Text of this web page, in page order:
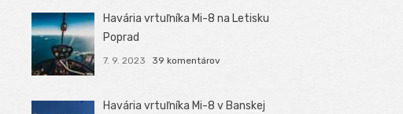
Havária vrtuľníka Mi-8 na Letisku
Poprad
7. 9. 2023 39 komentárov
Havária vrtuľníka Mi-8 v Banskej